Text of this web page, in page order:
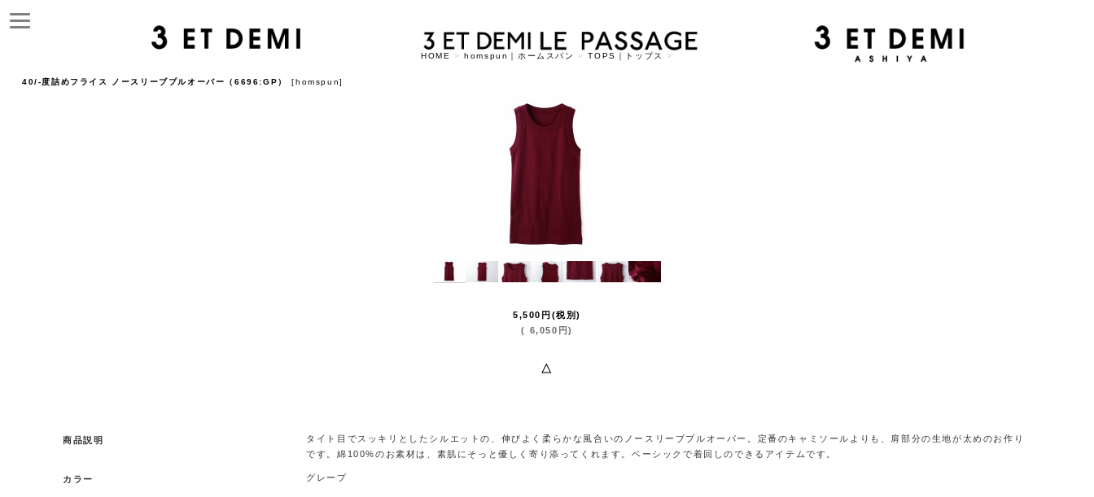
HOME > homspun｜ホームスパン > TOPS｜トップス >
40/-度詰めフライス ノースリーブプルオーバー（6696:GP） [homspun]
5,500 円 (税別)
( 6,050 円)
△
商品説明
タイト目でスッキリとしたシルエットの、伸びよく柔らかな風合いのノースリーブプルオーバー。定番のキャミソールよりも、肩部分の生地が太めのお作り
です。綿100%のお素材は、素肌にそっと優しく寄り添ってくれます。ベーシックで着回しのできるアイテムです。
カラー グレープ